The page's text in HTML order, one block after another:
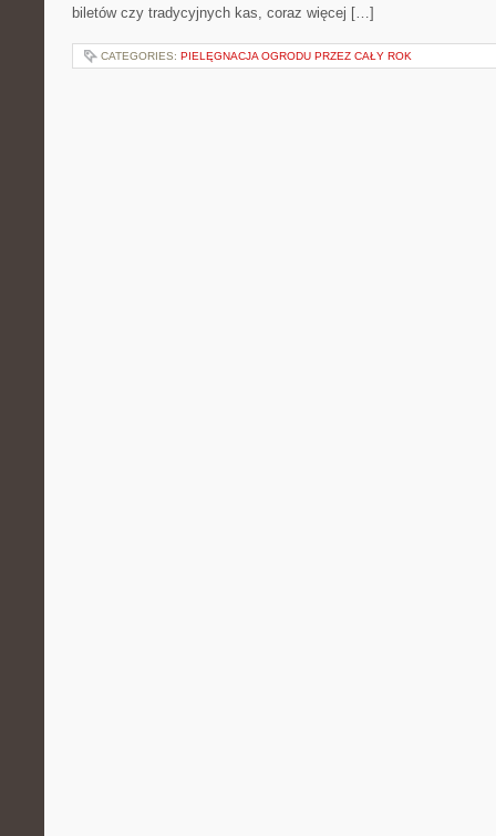
biletów czy tradycyjnych kas, coraz więcej […]
CATEGORIES: PIELĘGNACJA OGRODU PRZEZ CAŁY ROK